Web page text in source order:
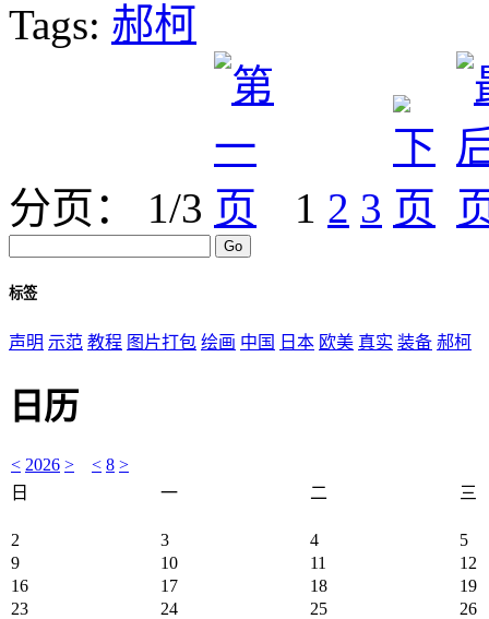
Tags: 郝柯
分页： 1/3 1 2 3
标签
声明 示范 教程 图片打包 绘画 中国 日本 欧美 真实 装备 郝柯
日历
< 2026 > < 8 >
日
一 二 三
2 3 4
5
9
10 11
12
16
17 18
19
23
24 25
26